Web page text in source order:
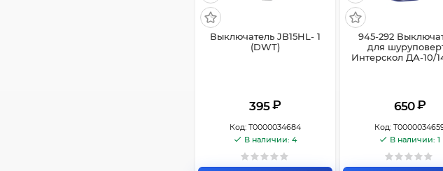
Выключатель JB15HL- 1
(DWT)
395 ₽
Код: Т0000034684
В наличии: 4
945-292
для
Интерскол ДА-10/
650 ₽
Код:
В наличии: 1